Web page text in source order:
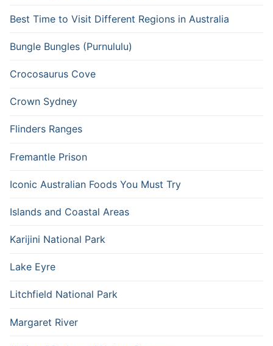
Best Time to Visit Different Regions in Australia
Bungle Bungles (Purnululu)
Crocosaurus Cove
Crown Sydney
Flinders Ranges
Fremantle Prison
Iconic Australian Foods You Must Try
Islands and Coastal Areas
Karijini National Park
Lake Eyre
Litchfield National Park
Margaret River